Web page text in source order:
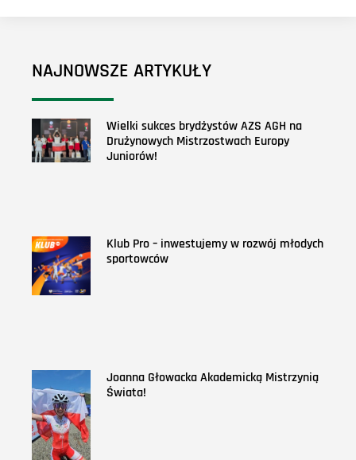
NAJNOWSZE ARTYKUŁY
Wielki sukces brydżystów AZS AGH na
Drużynowych Mistrzostwach Europy
Juniorów!
Klub Pro – inwestujemy w rozwój młodych
sportowców
Joanna Głowacka Akademicką Mistrzynią
Świata!